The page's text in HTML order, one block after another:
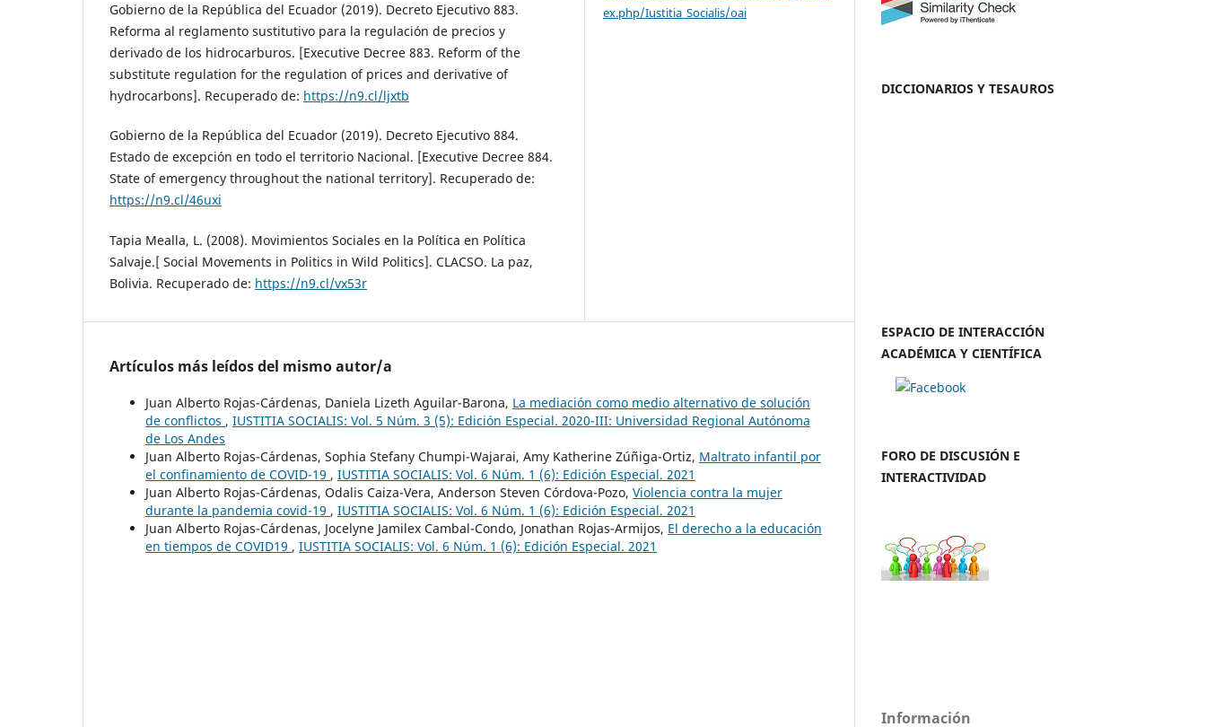
Gobierno de la República del Ecuador (2019). Decreto Ejecutivo 883.
Reforma al reglamento sustitutivo para la regulación de precios y
derivado de los hidrocarburos. [Executive Decree 883. Reform of the
substitute regulation for the regulation of prices and derivative of
hydrocarbons]. Recuperado de: https://n9.cl/ljxtb
Gobierno de la República del Ecuador (2019). Decreto Ejecutivo 884.
Estado de excepción en todo el territorio Nacional. [Executive Decree 884.
State of emergency throughout the national territory]. Recuperado de:
https://n9.cl/46uxi
Tapia Mealla, L. (2008). Movimientos Sociales en la Política en Política
Salvaje.[ Social Movements in Politics in Wild Politics]. CLACSO. La paz,
Bolivia. Recuperado de: https://n9.cl/vx53r
ex.php/Iustitia_Socialis/oai
Artículos más leídos del mismo autor/a
Juan Alberto Rojas-Cárdenas, Daniela Lizeth Aguilar-Barona, La mediación como medio alternativo de solución
de conflictos , IUSTITIA SOCIALIS: Vol. 5 Núm. 3 (5): Edición Especial. 2020-III: Universidad Regional Autónoma
de Los Andes
Juan Alberto Rojas-Cárdenas, Sophia Stefany Chumpi-Wajarai, Amy Katherine Zúñiga-Ortiz, Maltrato infantil por
el confinamiento de COVID-19 , IUSTITIA SOCIALIS: Vol. 6 Núm. 1 (6): Edición Especial. 2021
Juan Alberto Rojas-Cárdenas, Odalis Caiza-Vera, Anderson Steven Córdova-Pozo, Violencia contra la mujer
durante la pandemia covid-19 , IUSTITIA SOCIALIS: Vol. 6 Núm. 1 (6): Edición Especial. 2021
Juan Alberto Rojas-Cárdenas, Jocelyne Jamilex Cambal-Condo, Jonathan Rojas-Armijos, El derecho a la educación
en tiempos de COVID19 , IUSTITIA SOCIALIS: Vol. 6 Núm. 1 (6): Edición Especial. 2021
DICCIONARIOS Y TESAUROS
ESPACIO DE INTERACCIÓN
ACADÉMICA Y CIENTÍFICA
FORO DE DISCUSIÓN E
INTERACTIVIDAD
Información